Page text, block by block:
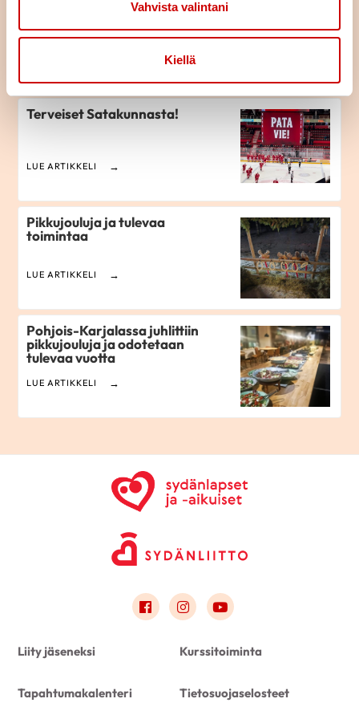
Vahvista valintani
Kiellä
Pohjois-Pohjanmaan
Terveiset Satakunnasta!
LUE ARTIKKELI
Pikkujouluja ja tulevaa
toimintaa
LUE ARTIKKELI
Pohjois-Karjalassa juhlittiin
pikkujouluja ja odotetaan
tulevaa vuotta
LUE ARTIKKELI
Link to facebook
Link to instagram
Link to youtube
Liity jäseneksi Kurssitoiminta
Tapahtumakalenteri Tietosuojaselosteet